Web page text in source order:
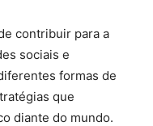
contribuir para a
sociais e
formas de
que
diante do mundo.